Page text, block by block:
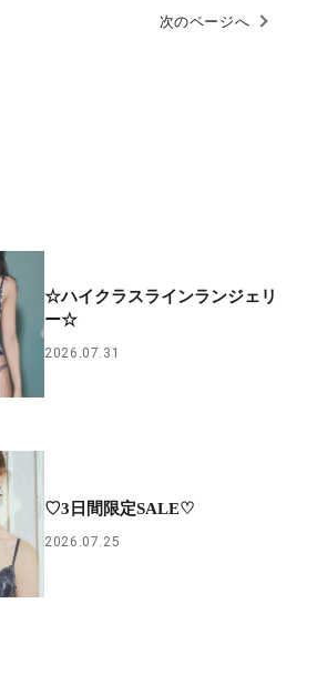
次のページへ
☆ハイクラスラインランジェリ
ー☆
2026.07.31
♡3日間限定SALE♡
2026.07.25